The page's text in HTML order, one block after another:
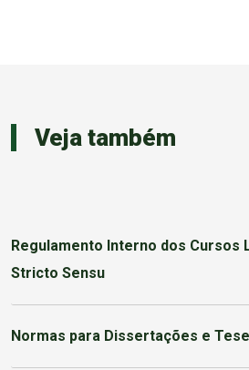
Veja também
Regulamento Interno dos Cursos
Stricto Sensu
Normas para Dissertações e